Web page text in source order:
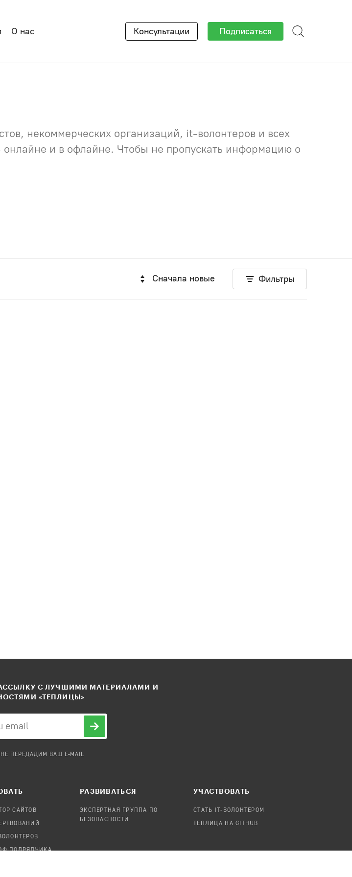
О нас Консультации Подписаться
некоммерческих организаций, it-волонтеров и всех
онлайне и в офлайне. Чтобы не пропускать информацию о
Сначала новые Фильтры
С ЛУЧШИМИ МАТЕРИАЛАМИ И
«ТЕПЛИЦЫ»
ПЕРЕДАДИМ ВАШ E-MAIL
САЙТОВ
РАЗВИВАТЬСЯ
ЭКСПЕРТНАЯ ГРУППА ПО
БЕЗОПАСНОСТИ
УЧАСТВОВАТЬ
СТАТЬ IT-ВОЛОНТЕРОМ
ТЕПЛИЦА НА GITHUB